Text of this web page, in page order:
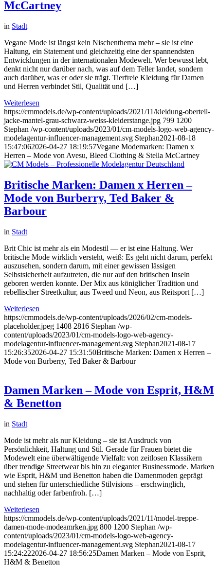
McCartney
in Stadt
Vegane Mode ist längst kein Nischenthema mehr – sie ist eine
Haltung, ein Statement und gleichzeitig eine der spannendsten
Entwicklungen in der internationalen Modewelt. Wer bewusst lebt,
denkt nicht nur darüber nach, was auf dem Teller landet, sondern
auch darüber, was er oder sie trägt. Tierfreie Kleidung für Damen
und Herren verbindet Stil, Qualität und […]
Weiterlesen
https://cmmodels.de/wp-content/uploads/2021/11/kleidung-oberteil-
jacke-mantel-grau-schwarz-weiss-kleiderstange.jpg 799 1200
Stephan /wp-content/uploads/2023/01/cm-models-logo-web-agency-
modelagentur-influencer-management.svg Stephan2021-08-18
15:47:062026-04-27 18:19:57Vegane Modemarken: Damen x
Herren – Mode von Avesu, Bleed Clothing & Stella McCartney
Britische Marken: Damen x Herren –
Mode von Burberry, Ted Baker &
Barbour
in Stadt
Brit Chic ist mehr als ein Modestil — er ist eine Haltung. Wer
britische Mode wirklich versteht, weiß: Es geht nicht darum, perfekt
auszusehen, sondern darum, mit einer gewissen lässigen
Selbstsicherheit aufzutreten, die nur auf den britischen Inseln
geboren werden konnte. Der Mix aus königlicher Tradition und
rebellischer Streetkultur, aus Tweed und Neon, aus Reitsport […]
Weiterlesen
https://cmmodels.de/wp-content/uploads/2026/02/cm-models-
placeholder.jpeg 1408 2816 Stephan /wp-
content/uploads/2023/01/cm-models-logo-web-agency-
modelagentur-influencer-management.svg Stephan2021-08-17
15:26:352026-04-27 15:31:50Britische Marken: Damen x Herren –
Mode von Burberry, Ted Baker & Barbour
Damen Marken – Mode von Esprit, H&M
& Benetton
in Stadt
Mode ist mehr als nur Kleidung – sie ist Ausdruck von
Persönlichkeit, Haltung und Stil. Gerade für Frauen bietet die
Modewelt eine überwältigende Vielfalt: von zeitlosen Klassikern
über trendige Streetwear bis hin zu eleganter Businessmode. Marken
wie Esprit, H&M und Benetton haben die Damenmoden geprägt
und stehen für unterschiedliche Stilvisions – erschwinglich,
nachhaltig oder farbenfroh. […]
Weiterlesen
https://cmmodels.de/wp-content/uploads/2021/11/model-treppe-
damen-mode-modeamrken.jpg 800 1200 Stephan /wp-
content/uploads/2023/01/cm-models-logo-web-agency-
modelagentur-influencer-management.svg Stephan2021-08-17
15:24:222026-04-27 18:56:25Damen Marken – Mode von Esprit,
H&M & Benetton